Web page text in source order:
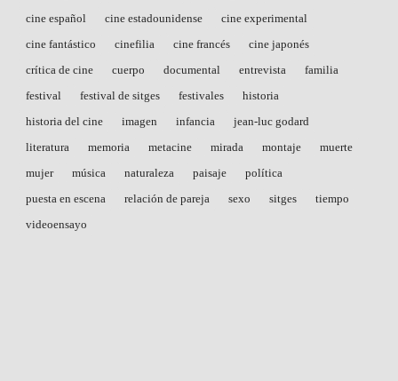
cine español
cine estadounidense
cine experimental
cine fantástico
cinefilia cine francés
cine japonés
crítica de cine
cuerpo documental entrevista
familia
festival
festival de sitges festivales
historia
historia del cine
imagen infancia
jean-luc godard
literatura
memoria metacine mirada montaje
muerte
mujer
música naturaleza paisaje
política
puesta en escena
relación de pareja sexo sitges
tiempo
videoensayo